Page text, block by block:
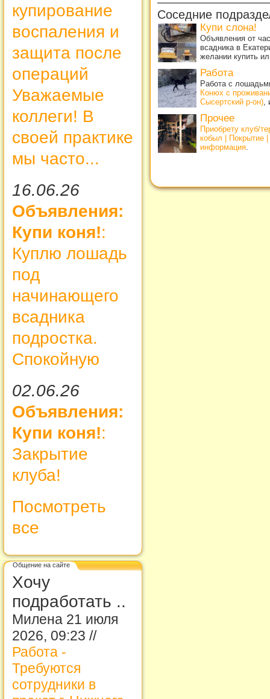
купирование
воспаления и
защита после
операций
Уважаемые
коллеги! В
своей практике
мы часто...
16.06.26
Объявления:
Купи коня!:
Куплю лошадь
под
начинающего
всадника
подростка.
Спокойную
02.06.26
Объявления:
Купи коня!:
Закрытие
клуба!
Посмотреть
все
Общение на сайте
Хочу
подработать ..
Милена 21 июля
2026, 09:23 //
Работа -
Требуются
сотрудники в
Соседние
Купи слона!
Объявления от
всадника в
желании купить
Работа
Работа с
Конюх с
Сысертский р-он)
Прочее
Приобрету клуб/
кобыл | Покрытие
информация